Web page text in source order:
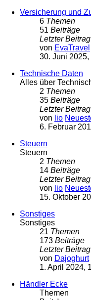
Versicherung und
6 Themen
51 Beiträge
Letzter Beitrag
von EvaTravel
30. Juni 2025,
Technische Daten
Alles über
2 Themen
35 Beiträge
Letzter Beitrag
von lio
6. Februar
Steuern
Steuern
2 Themen
14 Beiträge
Letzter Beitrag
von lio
15. Oktober
Sonstiges
Sonstiges
21 Themen
173 Beiträge
Letzter Beitrag
von Dajoghurt
1. April 2024,
Händler Ecke
Themen